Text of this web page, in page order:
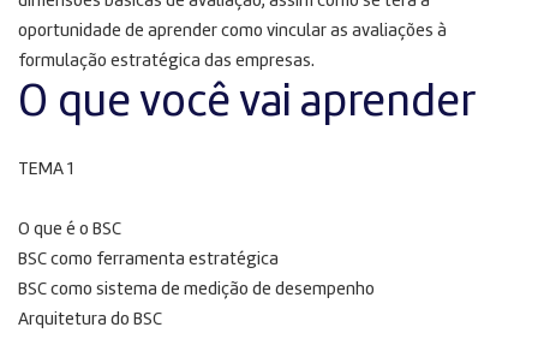
oportunidade de aprender como vincular as avaliações à
formulação estratégica das empresas.
O que você vai aprender
TEMA 1
O que é o BSC
BSC como ferramenta estratégica
BSC como sistema de medição de desempenho
Arquitetura do BSC